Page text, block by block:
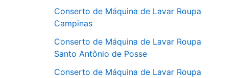
Conserto de Máquina de Lavar Roupa
Campinas
Conserto de Máquina de Lavar Roupa
Santo Antônio de Posse
Conserto de Máquina de Lavar Roupa